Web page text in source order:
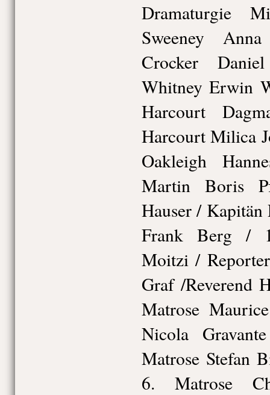
Dramaturgie
Sweeney
Crocker
Whitney Erwin
Harcourt
Harcourt Milica
Oakleigh
Martin Boris
Hauser / Kapitän
Frank Berg /
Moitzi /
Graf /Reverend
Matrose
Nicola
Matrose Stefan
6. Matrose